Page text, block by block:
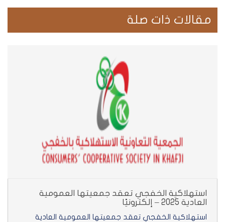
مقالات ذات صلة
استهلاكية الخفجي تعقد جمعيتها العمومية
العادية 2025 – إلكترونيًا
استهلاكية الخفجي تعقد جمعيتها العمومية العادية